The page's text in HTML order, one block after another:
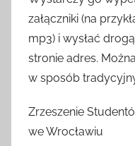
załączniki (na
mp3) i wysłać
stronie adres.
w sposób
Zrzeszenie
we Wrocławiu